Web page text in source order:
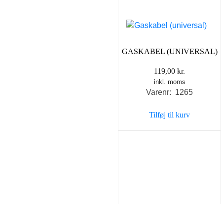
GASKABEL (UNIVERSAL)
119,00 kr.
inkl. moms
Varenr: 1265
Tilføj til kurv